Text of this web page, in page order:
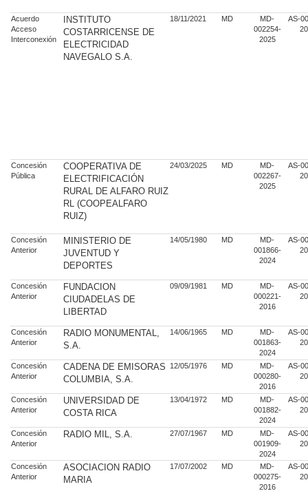
Acuerdo
Acceso
Interconexión
INSTITUTO
COSTARRICENSE DE
ELECTRICIDAD
NAVEGALO S.A.
18/11/2021 MD
MD-
002254-
2025
AS-
Concesión
Pública
COOPERATIVA DE
ELECTRIFICACIÓN
RURAL DE ALFARO RUIZ
RL (COOPEALFARO
RUIZ)
24/03/2025 MD
MD-
002267-
2025
AS-
Concesión
Anterior
MINISTERIO DE
JUVENTUD Y
DEPORTES
14/05/1980 MD
MD-
001866-
2024
AS-
Concesión
Anterior
FUNDACION
CIUDADELAS DE
LIBERTAD
09/09/1981 MD
MD-
000221-
2016
AS-
Concesión
Anterior
RADIO MONUMENTAL,
S.A.
14/06/1965 MD
MD-
001863-
2024
AS-
Concesión
Anterior
CADENA DE EMISORAS
COLUMBIA, S.A.
12/05/1976 MD
MD-
000280-
2016
AS-
Concesión
Anterior
UNIVERSIDAD DE
COSTA RICA
13/04/1972 MD
MD-
001882-
2024
AS-
Concesión
Anterior
RADIO MIL, S.A. 27/07/1967 MD
MD-
001909-
2024
AS-
Concesión
Anterior
ASOCIACION RADIO
MARIA
17/07/2002 MD
MD-
000275-
2016
AS-